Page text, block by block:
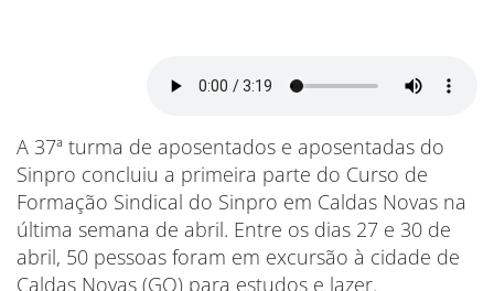
A 37ª turma de aposentados e aposentadas do
Sinpro concluiu a primeira parte do Curso de
Formação Sindical do Sinpro em Caldas Novas na
última semana de abril. Entre os dias 27 e 30 de
abril, 50 pessoas foram em excursão à cidade de
Caldas Novas (GO) para estudos e lazer.